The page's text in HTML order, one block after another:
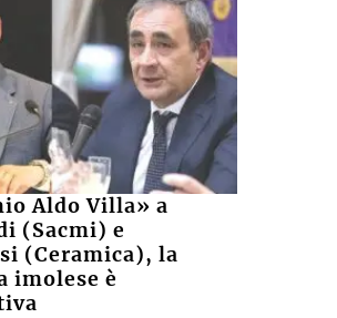
Aldo Villa» a
(Sacmi) e
(Ceramica), la
imolese è